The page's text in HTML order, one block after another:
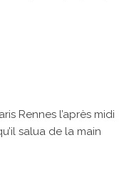
Rennes l’après midi
salua de la main